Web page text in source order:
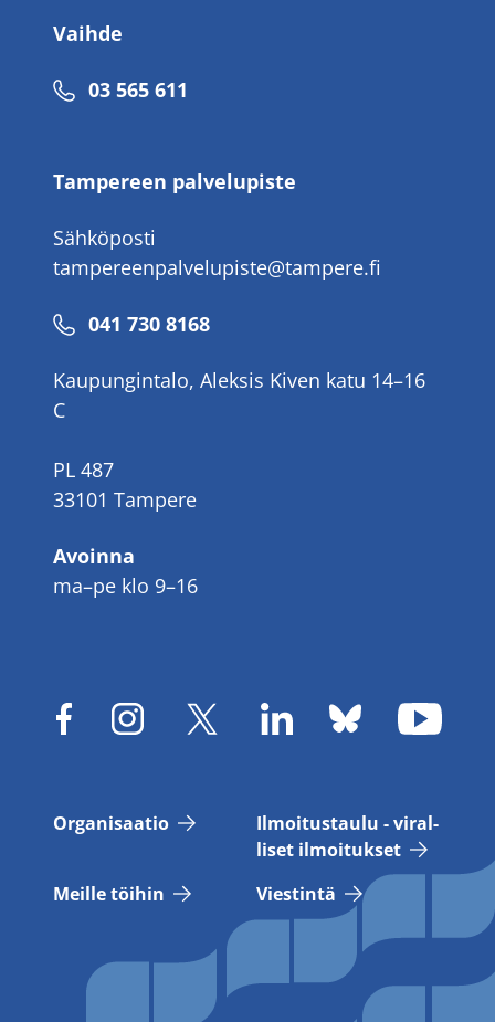
Vaihde
Puhelinnumero
03 565 611
Tampereen palvelupiste
Sähköposti
tampereenpalvelupiste@tampere.fi
Puhelinnumero
041 730 8168
Kaupungintalo, Aleksis Kiven katu 14–16
C
PL 487
33101 Tampere
Avoinna
ma–pe klo 9–16
Or­ga­ni­saa­tio
Il­moi­tus­tau­lu - vi­ral­
li­set il­moi­tuk­set
Meil­le töi­hin
Vies­tin­tä